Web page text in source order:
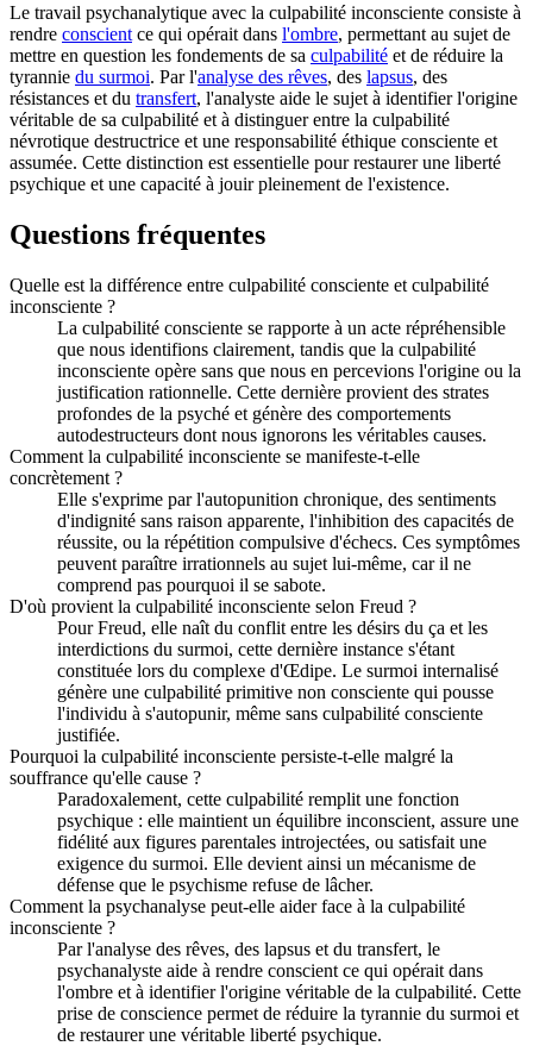
Le travail psychanalytique avec la culpabilité inconsciente consiste à
rendre conscient ce qui opérait dans l'ombre, permettant au sujet de
mettre en question les fondements de sa culpabilité et de réduire la
tyrannie du surmoi. Par l'analyse des rêves, des lapsus, des
résistances et du transfert, l'analyste aide le sujet à identifier l'origine
véritable de sa culpabilité et à distinguer entre la culpabilité
névrotique destructrice et une responsabilité éthique consciente et
assumée. Cette distinction est essentielle pour restaurer une liberté
psychique et une capacité à jouir pleinement de l'existence.
Questions fréquentes
Quelle est la différence entre culpabilité consciente et culpabilité
inconsciente ?
La culpabilité consciente se rapporte à un acte répréhensible
que nous identifions clairement, tandis que la culpabilité
inconsciente opère sans que nous en percevions l'origine ou la
justification rationnelle. Cette dernière provient des strates
profondes de la psyché et génère des comportements
autodestructeurs dont nous ignorons les véritables causes.
Comment la culpabilité inconsciente se manifeste-t-elle
concrètement ?
Elle s'exprime par l'autopunition chronique, des sentiments
d'indignité sans raison apparente, l'inhibition des capacités de
réussite, ou la répétition compulsive d'échecs. Ces symptômes
peuvent paraître irrationnels au sujet lui-même, car il ne
comprend pas pourquoi il se sabote.
D'où provient la culpabilité inconsciente selon Freud ?
Pour Freud, elle naît du conflit entre les désirs du ça et les
interdictions du surmoi, cette dernière instance s'étant
constituée lors du complexe d'Œdipe. Le surmoi internalisé
génère une culpabilité primitive non consciente qui pousse
l'individu à s'autopunir, même sans culpabilité consciente
justifiée.
Pourquoi la culpabilité inconsciente persiste-t-elle malgré la
souffrance qu'elle cause ?
Paradoxalement, cette culpabilité remplit une fonction
psychique : elle maintient un équilibre inconscient, assure une
fidélité aux figures parentales introjectées, ou satisfait une
exigence du surmoi. Elle devient ainsi un mécanisme de
défense que le psychisme refuse de lâcher.
Comment la psychanalyse peut-elle aider face à la culpabilité
inconsciente ?
Par l'analyse des rêves, des lapsus et du transfert, le
psychanalyste aide à rendre conscient ce qui opérait dans
l'ombre et à identifier l'origine véritable de la culpabilité. Cette
prise de conscience permet de réduire la tyrannie du surmoi et
de restaurer une véritable liberté psychique.